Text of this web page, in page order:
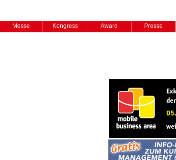
Messe Kongress Award Presse